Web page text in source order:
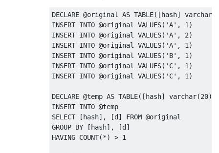
DECLARE @original AS TABLE([hash] varchar
INSERT INTO @original VALUES( 'A' , 1 )
INSERT INTO @original VALUES( 'A' , 2)
INSERT INTO @original VALUES( 'A' , 1 )
INSERT INTO @original VALUES( 'B' , 1 )
INSERT INTO @original VALUES( 'C' , 1 )
INSERT INTO @original VALUES( 'C' , 1 )
DECLARE @temp AS TABLE([hash] varchar(20),
INSERT INTO @
SELECT
[hash], [d] FROM @
GROUP BY [hash], [d]
HAVING COUNT(*) > 1